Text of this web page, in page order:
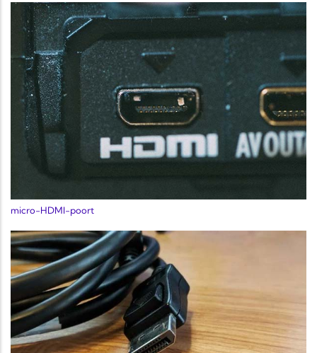
micro-HDMI-poort